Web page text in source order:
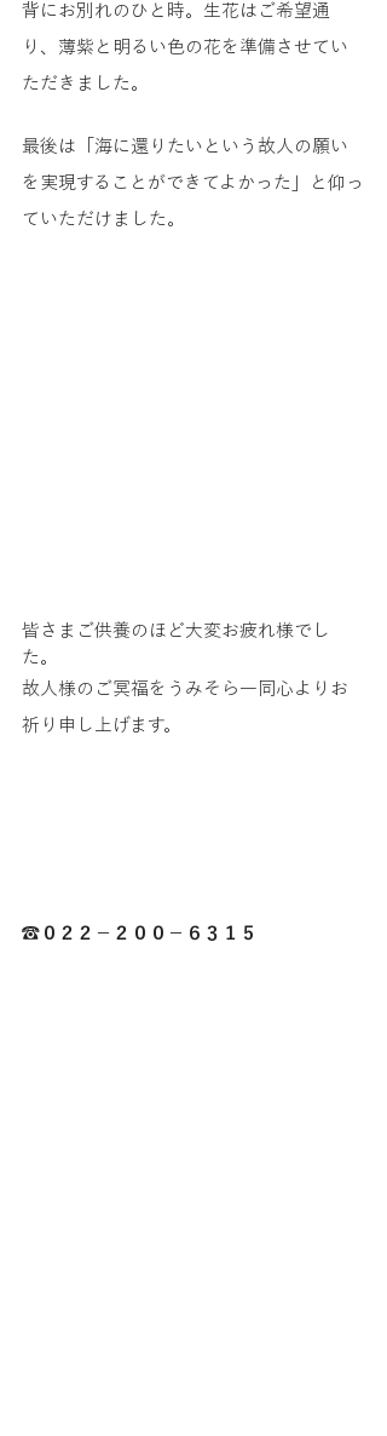
背にお別れのひと時。生花はご希望通
り、薄紫と明るい色の花を準備させてい
ただきました。
最後は「海に還りたいという故人の願い
を実現することができてよかった」と仰っ
ていただけました。
皆さまご供養のほど大変お疲れ様でし
た。
故人様のご冥福をうみそら一同心よりお
祈り申し上げます。
☎０２２－２００－６３１５